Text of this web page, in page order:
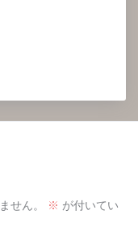
せん。 ※ が付いてい